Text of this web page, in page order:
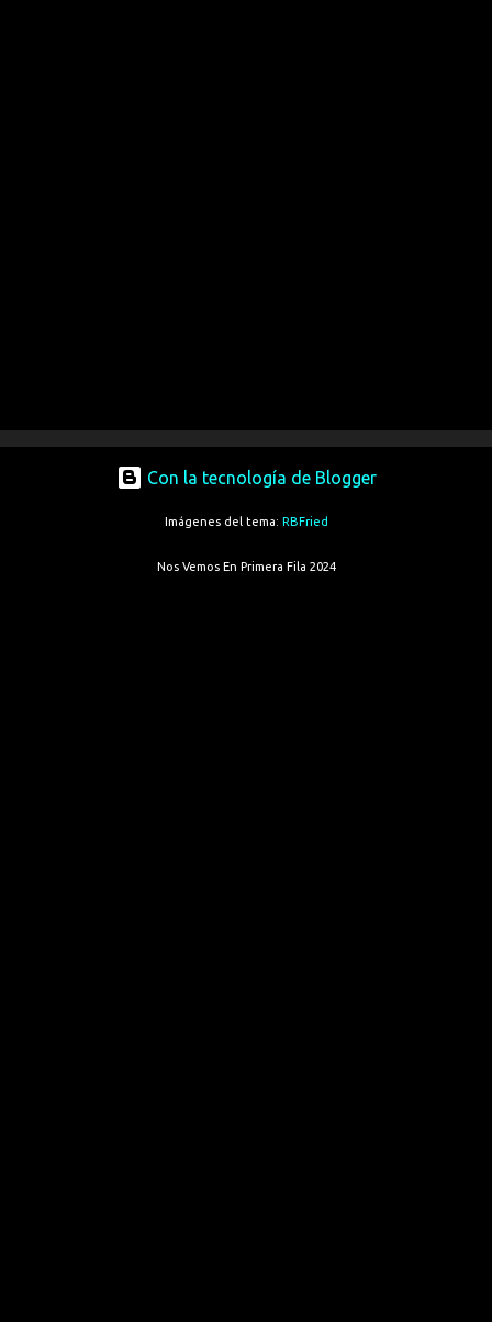
Con la tecnología de Blogger
Imágenes del tema: RBFried
Nos Vemos En Primera Fila 2024